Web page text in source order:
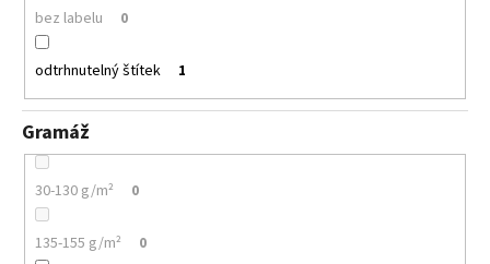
bez labelu 0
odtrhnutelný štítek 1
Gramáž
30-130 g/m² 0
135-155 g/m² 0